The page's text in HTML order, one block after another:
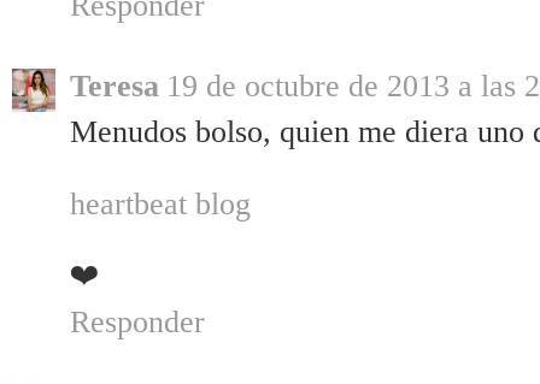
Teresa 19 de octubre de 2013 a las
Menudos bolso, quien me diera uno
heartbeat blog
❤
Responder